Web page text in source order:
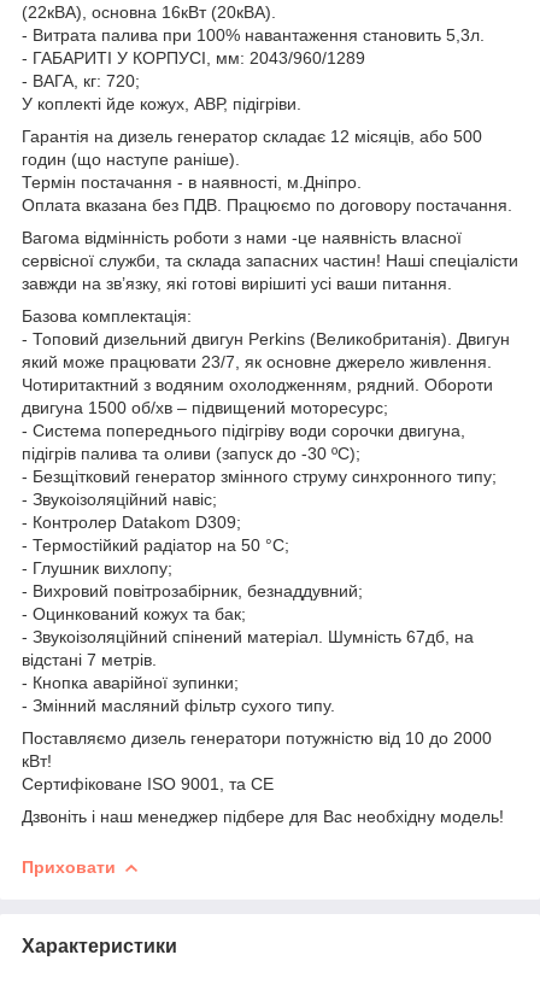
(22кВА), основна 16кВт (20кВА).
- Витрата палива при 100% навантаження становить 5,3л.
- ГАБАРИТІ У КОРПУСІ, мм: 2043/960/1289
- ВАГА, кг: 720;
У коплекті йде кожух, АВР, підігріви.
Гарантія на дизель генератор складає 12 місяців, або 500
годин (що наступе раніше).
Термін постачання - в наявності, м.Дніпро.
Оплата вказана без ПДВ. Працюємо по договору постачання.
Вагома відмінність роботи з нами -це наявність власної
сервісної служби, та склада запасних частин! Наші спеціалісти
завжди на зв’язку, які готові вирішиті усі ваши питання.
Базова комплектація:
- Топовий дизельний двигун Perkins (Великобританія). Двигун
який може працювати 23/7, як основне джерело живлення.
Чотиритактний з водяним охолодженням, рядний. Обороти
двигуна 1500 об/хв – підвищений моторесурс;
- Система попереднього підігріву води сорочки двигуна,
підігрів палива та оливи (запуск до -30 ºС);
- Безщітковий генератор змінного струму синхронного типу;
- Звукоізоляційний навіс;
- Контролер Datakom D309;
- Термостійкий радіатор на 50 °C;
- Глушник вихлопу;
- Вихровий повітрозабірник, безнаддувний;
- Оцинкований кожух та бак;
- Звукоізоляційний спінений матеріал. Шумність 67дб, на
відстані 7 метрів.
- Кнопка аварійної зупинки;
- Змінний масляний фільтр сухого типу.
Поставляємо дизель генератори потужністю від 10 до 2000
кВт!
Сертифіковане ISO 9001, та CE
Дзвоніть і наш менеджер підбере для Вас необхідну модель!
Приховати
Характеристики